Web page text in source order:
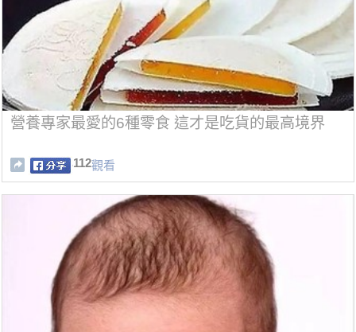
營養專家最愛的6種零食 這才是吃貨的最高境界
112觀看